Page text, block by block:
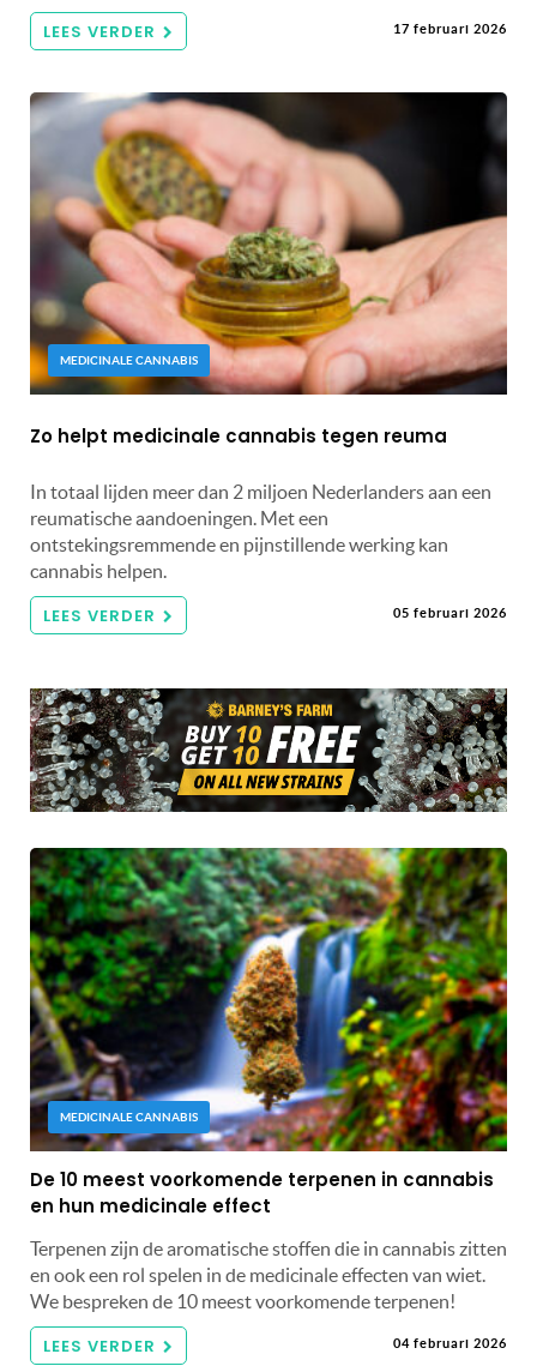
LEES VERDER 17 februari 2026
MEDICINALE CANNABIS
Zo helpt medicinale cannabis tegen reuma
In totaal lijden meer dan 2 miljoen Nederlanders aan een
reumatische aandoeningen. Met een
ontstekingsremmende en pijnstillende werking kan
cannabis helpen.
LEES VERDER 05 februari 2026
MEDICINALE CANNABIS
De 10 meest voorkomende terpenen in cannabis
en hun medicinale effect
Terpenen zijn de aromatische stoffen die in cannabis zitten
en ook een rol spelen in de medicinale effecten van wiet.
We bespreken de 10 meest voorkomende terpenen!
LEES VERDER 04 februari 2026